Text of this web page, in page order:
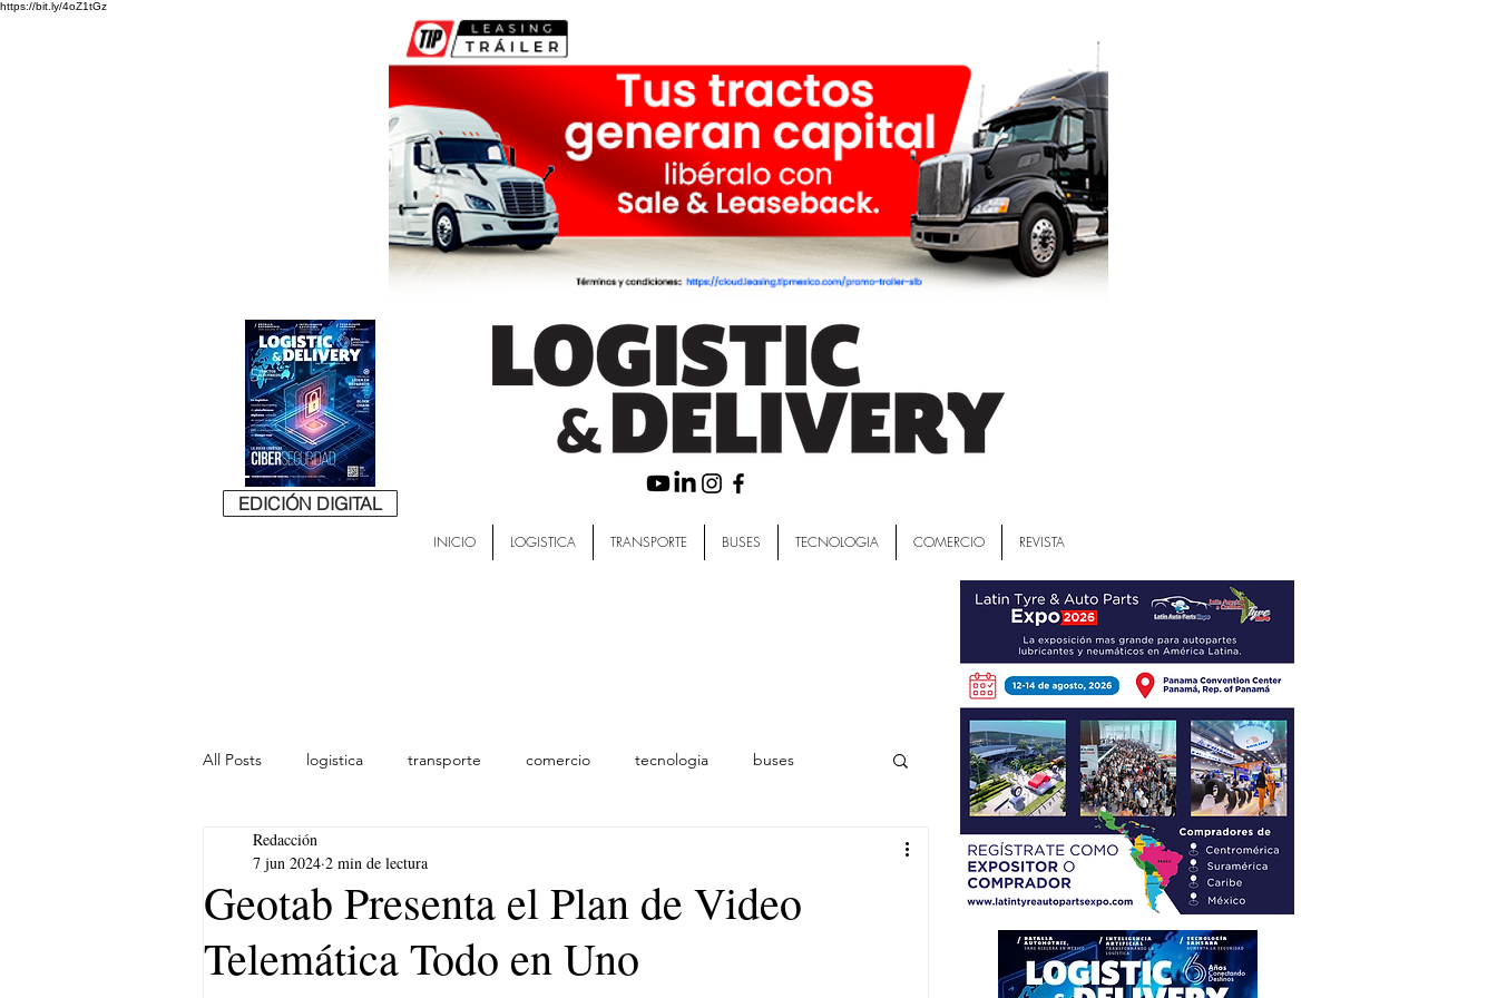
https://bit.ly/4oZ1tGz
EDICIÓN DIGITAL
INICIO LOGISTICA TRANSPORTE BUSES TECNOLOGIA COMERCIO REVISTA
All Posts logistica transporte comercio tecnologia buses
lideres
Geotab Presenta el Plan de Video
Telemática Todo en Uno
Redacción
7 jun 2024 2 min de lectura